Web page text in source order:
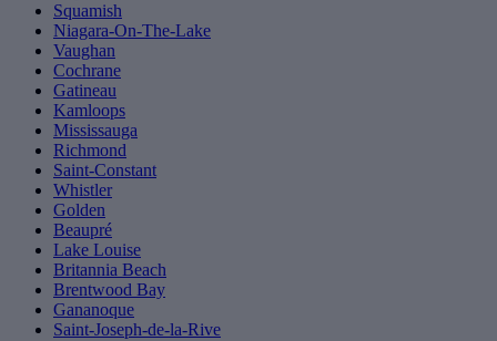
Squamish
Niagara-On-The-Lake
Vaughan
Cochrane
Gatineau
Kamloops
Mississauga
Richmond
Saint-Constant
Whistler
Golden
Beaupré
Lake Louise
Britannia Beach
Brentwood Bay
Gananoque
Saint-Joseph-de-la-Rive